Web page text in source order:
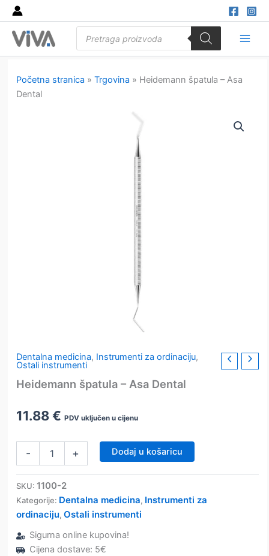
Skip
to
content
search
Početna stranica »Trgovina » Heidemann špatula – Asa
Dental
Dentalna medicina, Instrumenti za ordinaciju,
Ostali instrumenti
Heidemann špatula – Asa Dental
11.88€ PDV uključen u cijenu
-
Asa
količina
+ Dodaj u košaricu
SKU: 1100-2
Kategorije: Dentalna medicina, Instrumenti za
ordinaciju,Ostali instrumenti
Sigurna online kupovina!
Cijena dostave: 5€